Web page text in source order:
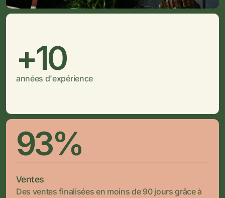
+10
années d'expérience
93%
Ventes
Des ventes finalisées en moins de 90 jours grâce à